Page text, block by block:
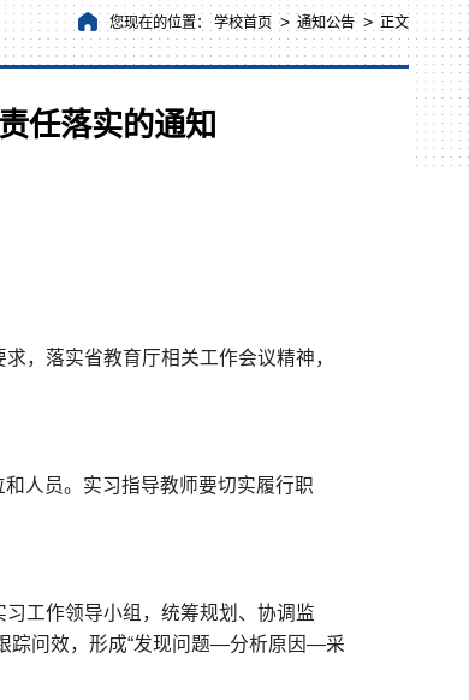
您现在的位置：学校首页 > 通知公告 > 正文
任落实的通知
，落实省教育厅相关工作会议精神，
人员。实习指导教师要切实履行职
工作领导小组，统筹规划、协调监
踪问效，形成“发现问题—分析原因—采